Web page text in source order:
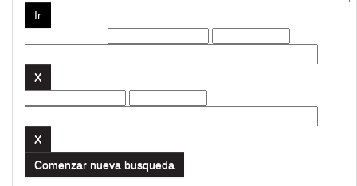
Comenzar nueva busqueda